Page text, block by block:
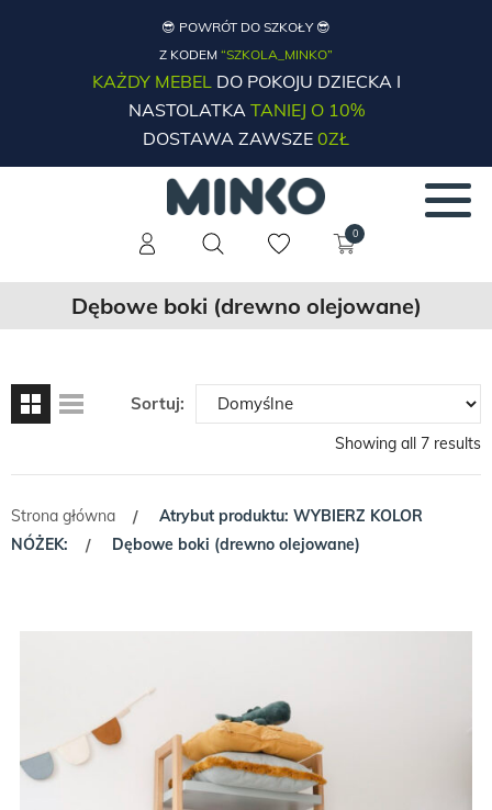
😎 POWRÓT DO SZKOŁY 😎
Z KODEM “SZKOLA_MINKO”
KAŻDY MEBELDO POKOJU DZIECKA I
NASTOLATKATANIEJ O 10%
DOSTAWA ZAWSZE 0ZŁ
0
Dębowe boki (drewno olejowane)
Sortuj:
Showing all 7 results
Strona główna /
Atrybut produktu: WYBIERZ KOLOR
NÓŻEK:
/ Dębowe boki (drewno olejowane)